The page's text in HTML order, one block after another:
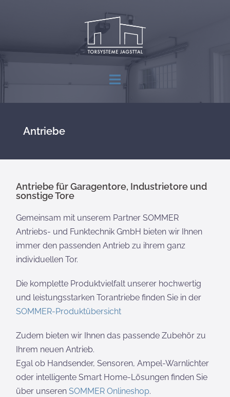
Antriebe
Antriebe für Garagentore, Industrietore und
sonstige Tore
Gemeinsam mit unserem Partner SOMMER
Antriebs- und Funktechnik GmbH bieten wir Ihnen
immer den passenden Antrieb zu ihrem ganz
individuellen Tor.
Die komplette Produktvielfalt unserer hochwertig
und leistungsstarken Torantriebe finden Sie in der
SOMMER-Produktübersicht
Zudem bieten wir Ihnen das passende Zubehör zu
Ihrem neuen Antrieb.
Egal ob Handsender, Sensoren, Ampel-Warnlichter
oder intelligente Smart Home-Lösungen finden Sie
über unserenSOMMER Onlineshop.